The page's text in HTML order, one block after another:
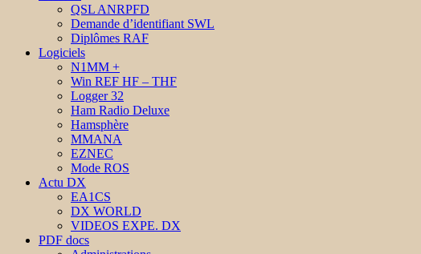
QSL ANRPFD
Demande d’identifiant SWL
Diplômes RAF
Logiciels
N1MM +
Win REF HF – THF
Logger 32
Ham Radio Deluxe
Hamsphère
MMANA
EZNEC
Mode ROS
Actu DX
EA1CS
DX WORLD
VIDEOS EXPE. DX
PDF docs